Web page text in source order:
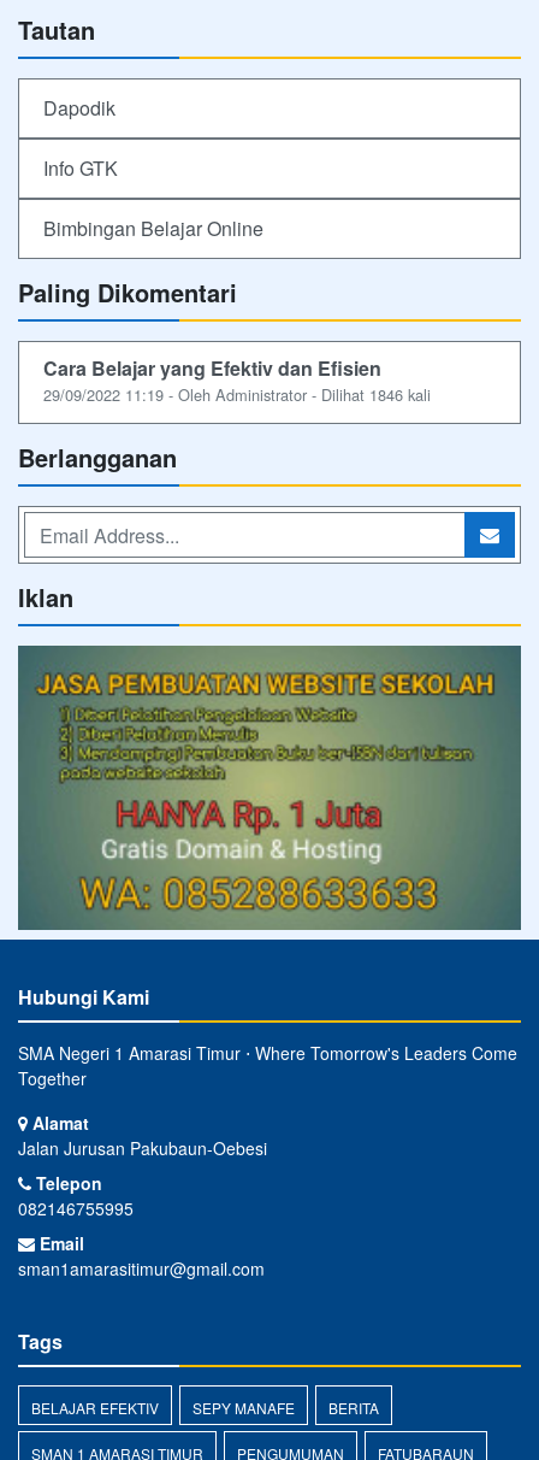
Tautan
Dapodik
Info GTK
Bimbingan Belajar Online
Paling Dikomentari
Cara Belajar yang Efektiv dan Efisien
29/09/2022 11:19 - Oleh Administrator - Dilihat 1846 kali
Berlangganan
Iklan
Hubungi Kami
SMA Negeri 1 Amarasi Timur ⋅ Where Tomorrow's Leaders Come
Together
Alamat
Jalan Jurusan Pakubaun-Oebesi
Telepon
082146755995
Email
sman1amarasitimur@gmail.com
Tags
BELAJAR EFEKTIV SEPY MANAFE BERITA
SMAN 1 AMARASI TIMUR PENGUMUMAN FATUBARAUN